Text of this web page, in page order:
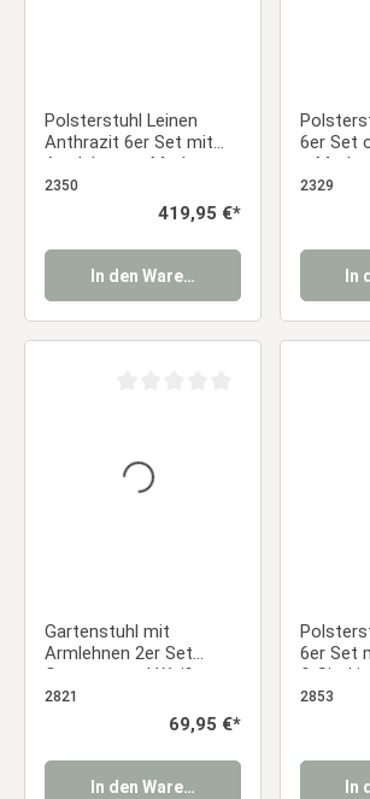
Polsterstuhl Leinen
Anthrazit 6er Set mit
Armlehnen – Moderne
Esszimmerstühle
2350
Regulärer Preis:
419,95 €*
In den Warenkorb
6er Set
–
2329
In
Gartenstuhl mit
Armlehnen 2er Set
Gartensessel Weiß
Stühle Balkonstühle
Küchenstühle Outdoor-
Stuhl Terrassenstühle
Essstuhl
2821
Regulärer Preis:
69,95 €*
In den Warenkorb
6er Set
&
2853
In